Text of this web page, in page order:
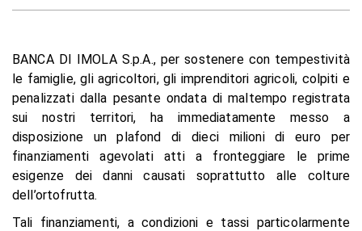
BANCA DI IMOLA S.p.A., per sostenere con tempestività
le famiglie, gli agricoltori, gli imprenditori agricoli, colpiti e
penalizzati dalla pesante ondata di maltempo registrata
sui nostri territori, ha immediatamente messo a
disposizione un plafond di dieci milioni di euro per
finanziamenti agevolati atti a fronteggiare le prime
esigenze dei danni causati soprattutto alle colture
dell’ortofrutta.
Tali finanziamenti, a condizioni e tassi particolarmente